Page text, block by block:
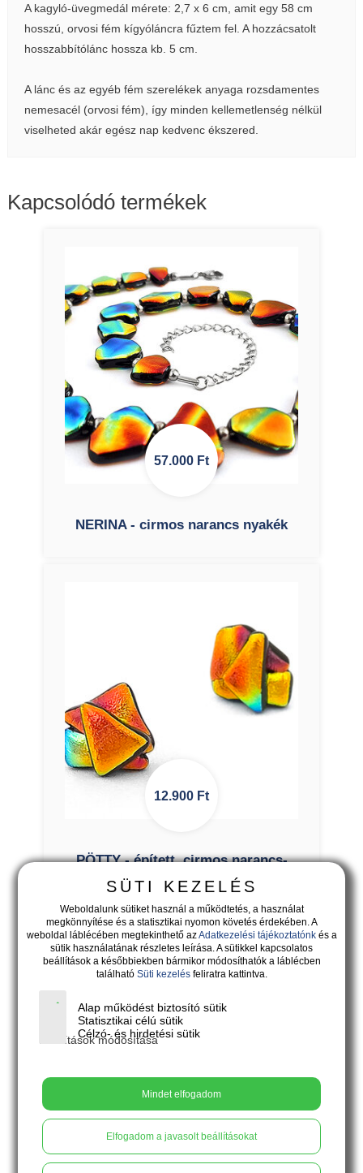
A kagyló-üvegmedál mérete: 2,7 x 6 cm, amit egy 58 cm
hosszú, orvosi fém kígyóláncra fűztem fel. A hozzácsatolt
hosszabbítólánc hossza kb. 5 cm.
A lánc és az egyéb fém szerelékek anyaga rozsdamentes
nemesacél (orvosi fém), így minden kellemetlenség nélkül
viselheted akár egész nap kedvenc ékszered.
Kapcsolódó termékek
57.000 Ft
NERINA - cirmos narancs nyakék
12.900 Ft
PÖTTY - épített, cirmos narancs-
türkiz bedugós fülbevaló
18.900
SÜTI KEZELÉS
Weboldalunk sütiket használ a működtetés, a használat
megkönnyítése és a statisztikai nyomon követés érdekében. A
weboldal láblécében megtekinthető azAdatkezelési tájékoztatónkés a
sütik használatának részletes leírása. A sütikkel kapcsolatos
beállítások a későbbiekben bármikor módosíthatók a láblécben
található Süti kezelésfeliratra kattintva.
Alap működést biztosító sütik
Statisztikai célú sütik
Célzó- és hirdetési sütik
Beállítások módosítása
Mindet elfogadom
Elfogadom a javasolt beállításokat